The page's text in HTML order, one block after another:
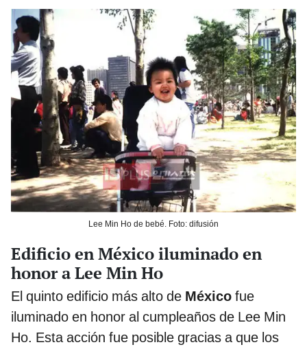
Lee Min Ho de bebé. Foto: difusión
Edificio en México iluminado en
honor a Lee Min Ho
El quinto edificio más alto de México fue
iluminado en honor al cumpleaños de Lee Min
Ho. Esta acción fue posible gracias a que los